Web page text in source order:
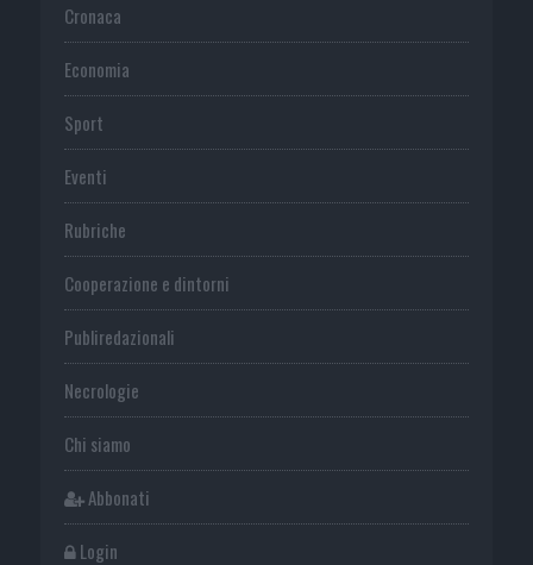
Cronaca
Economia
Sport
Eventi
Rubriche
Cooperazione e dintorni
Publiredazionali
Necrologie
Chi siamo
Abbonati
Login